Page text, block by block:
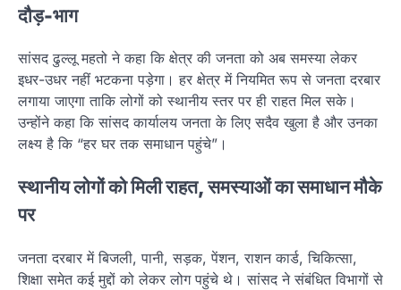
दौड़-भाग
सांसद ढुल्लू महतो ने कहा कि क्षेत्र की जनता को अब समस्या लेकर
इधर-उधर नहीं भटकना पड़ेगा। हर क्षेत्र में नियमित रूप से जनता दरबार
लगाया जाएगा ताकि लोगों को स्थानीय स्तर पर ही राहत मिल सके।
उन्होंने कहा कि सांसद कार्यालय जनता के लिए सदैव खुला है और उनका
लक्ष्य है कि “हर घर तक समाधान पहुंचे”।
स्थानीय लोगों को मिली राहत, समस्याओं का समाधान मौके
पर
जनता दरबार में बिजली, पानी, सड़क, पेंशन, राशन कार्ड, चिकित्सा,
शिक्षा समेत कई मुद्दों को लेकर लोग पहुंचे थे। सांसद ने संबंधित विभागों से